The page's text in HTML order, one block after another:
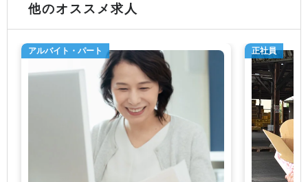
他のオススメ求人
アルバイト・パート 正社員